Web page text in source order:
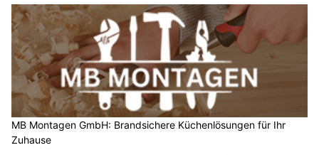
MB Montagen GmbH: Brandsichere Küchenlösungen für Ihr
Zuhause